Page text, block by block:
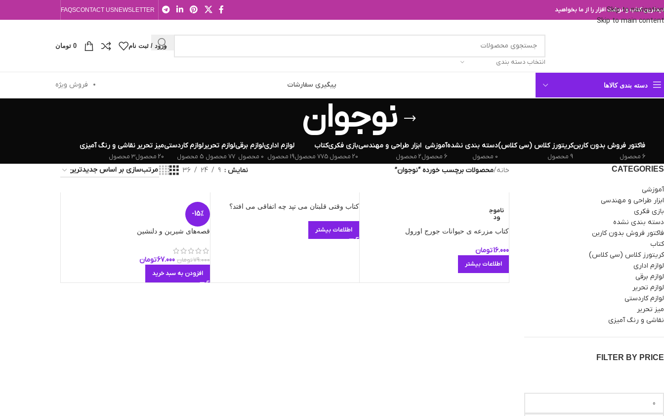
Skip to navigation
Skip to main content
کتاب و نوشت افزار را از ما بخواهید NEWSLETTER
CONTACT US
FAQS
انتخاب دسته بندی
ورود / ثبت نام 0 تومان
دسته بندی کالاها پیگیری سفارشات فروش ویژه
نوجوان
فاکتور فروش بدون کاربن
6 محصول
کریتورز کلاس (سی کلاس)
9 محصول
دسته بندی نشده
0 محصول
آموزشی
6 محصول
ابزار طراحی و مهندسی
2 محصول
بازی فکری
20 محصول
کتاب
775 محصول
لوازم اداری
19 محصول
لوازم برقی
0 محصول
لوازم تحریر
77 محصول
لوازم کاردستی
5 محصول
میز تحریر
20 محصول
نقاشی و رنگ آمیزی
3 محصول
CATEGORIES
آموزشی
ابزار طراحی و مهندسی
بازی فکری
دسته بندی نشده
فاکتور فروش بدون کاربن
کتاب
کریتورز کلاس (سی کلاس)
لوازم اداری
لوازم برقی
لوازم تحریر
لوازم کاردستی
میز تحریر
نقاشی و رنگ آمیزی
FILTER BY PRICE
خانه/محصولات برچسب خورده “نوجوان” نمایش 9
24
36
ناموج
ود
کتاب مزرعه ی حیوانات جورج اورول
16.000تومان
اطلاعات بیشتر
کتاب وقتی قلبتان می تپد چه اتفاقی می افتد؟
اطلاعات بیشتر
-15%
قصه‌های شیرین و دلنشین
79.000تومان 67.000تومان
افزودن به سبد خرید